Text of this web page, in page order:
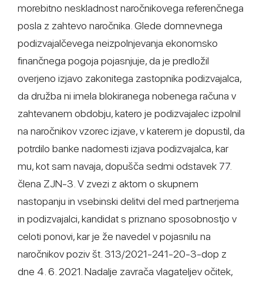
morebitno neskladnost naročnikovega referenčnega
posla z zahtevo naročnika. Glede domnevnega
podizvajalčevega neizpolnjevanja ekonomsko
finančnega pogoja pojasnjuje, da je predložil
overjeno izjavo zakonitega zastopnika podizvajalca,
da družba ni imela blokiranega nobenega računa v
zahtevanem obdobju, katero je podizvajalec izpolnil
na naročnikov vzorec izjave, v katerem je dopustil, da
potrdilo banke nadomesti izjava podizvajalca, kar
mu, kot sam navaja, dopušča sedmi odstavek 77.
člena ZJN-3. V zvezi z aktom o skupnem
nastopanju in vsebinski delitvi del med partnerjema
in podizvajalci, kandidat s priznano sposobnostjo v
celoti ponovi, kar je že navedel v pojasnilu na
naročnikov poziv št. 313/2021-241-20-3-dop z
dne 4. 6. 2021. Nadalje zavrača vlagateljev očitek,